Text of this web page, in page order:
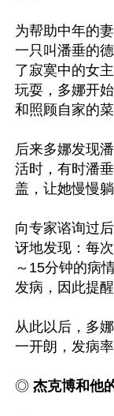
为帮助中年的
一只叫潘垂的
了寂寞中的女
玩耍，多娜开
和照顾自家的菜
后来多娜发现
活时，有时潘
盖，让她慢慢躺
向专家谘询过
讶地发现：每
～15分钟的病
发病，因此提
从此以后，多
一开朗，发病
◎ 杰克博和他